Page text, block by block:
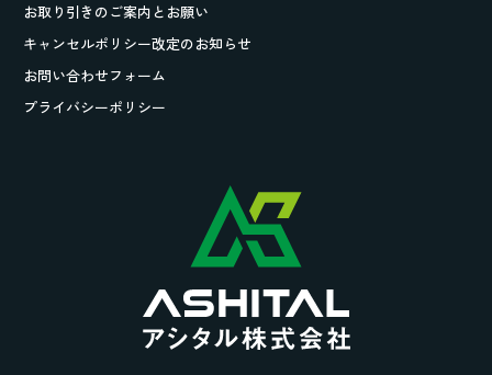
お取り引きのご案内とお願い
キャンセルポリシー改定のお知らせ
お問い合わせフォーム
プライバシーポリシー